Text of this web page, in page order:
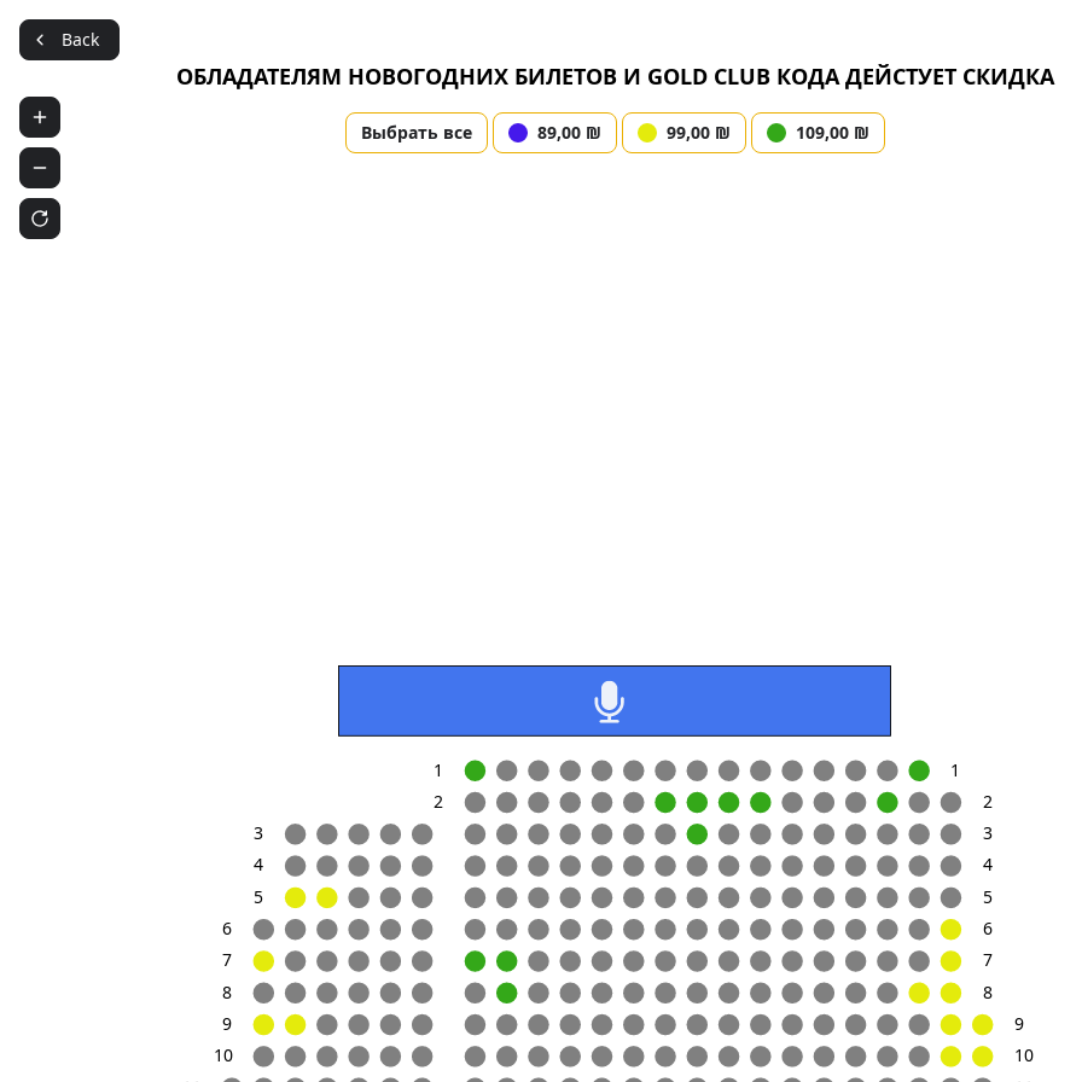
Аккаунт
Войдите или заполните форму
Авторизация Регистрация
Back
ОБЛАДАТЕЛЯМ НОВОГОДНИХ БИЛЕТОВ И GOLD CLUB КОДА ДЕЙСТУЕТ СКИДКА
Выбрать все 89,00 ₪ 99,00 ₪ 109,00 ₪
1
2
3
4
5
6
7
8
9
10
1
2
3
4
5
6
7
8
9
10